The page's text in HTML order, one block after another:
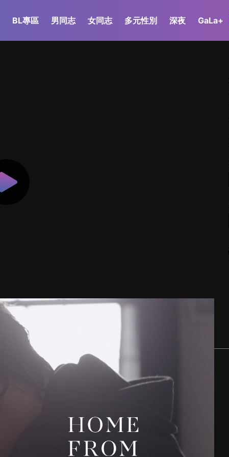
BL專區 男同志 女同志 多元性別 深夜 GaLa+